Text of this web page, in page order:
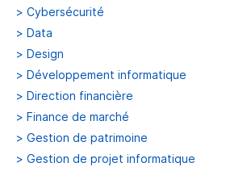
> Cybersécurité
> Data
> Design
> Développement informatique
> Direction financière
> Finance de marché
> Gestion de patrimoine
> Gestion de projet informatique